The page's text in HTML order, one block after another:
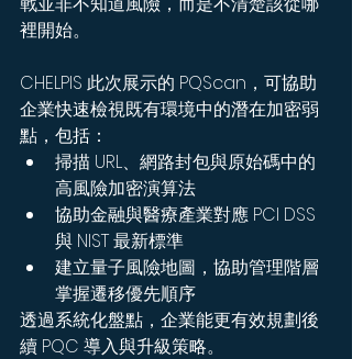
裡開始。
CHELPIS 此次展示的 PQScan，可協助
企業快速檢視既有環境中的潛在加密弱
點，包括：
掃描 URL、網路封包與原始碼中的
高風險加密演算法
協助金融與醫療產業對應 PCI DSS
與 NIST 最新標準
建立量子風險地圖，協助管理階層
掌握遷移優先順序
透過系統化盤點，企業能更有效規劃後
續 PQC 導入與升級策略。